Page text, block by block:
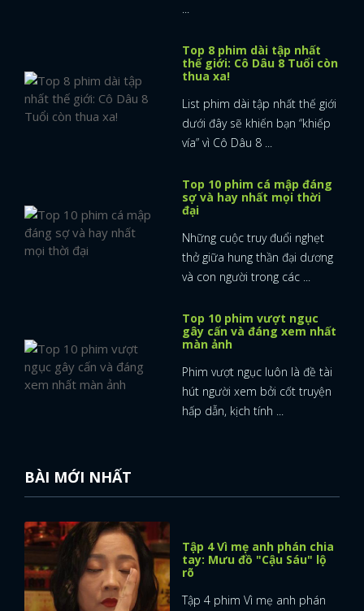
...
Top 8 phim dài tập nhất
thế giới: Cô Dâu 8 Tuổi còn
thua xa!
List phim dài tập nhất thế giới
dưới đây sẽ khiến bạn “khiếp
vía” vì Cô Dâu 8 ...
Top 10 phim cá mập đáng
sợ và hay nhất mọi thời
đại
Những cuộc truy đuổi nghẹt
thở giữa hung thần đại dương
và con người trong các ...
Top 10 phim vượt ngục
gây cấn và đáng xem nhất
màn ảnh
Phim vượt ngục luôn là đề tài
hút người xem bởi cốt truyện
hấp dẫn, kịch tính ...
BÀI MỚI NHẤT
Tập 4 Vì mẹ anh phán chia
tay: Mưu đồ "Cậu Sáu" lộ
rõ
Tập 4 phim Vì mẹ anh phán